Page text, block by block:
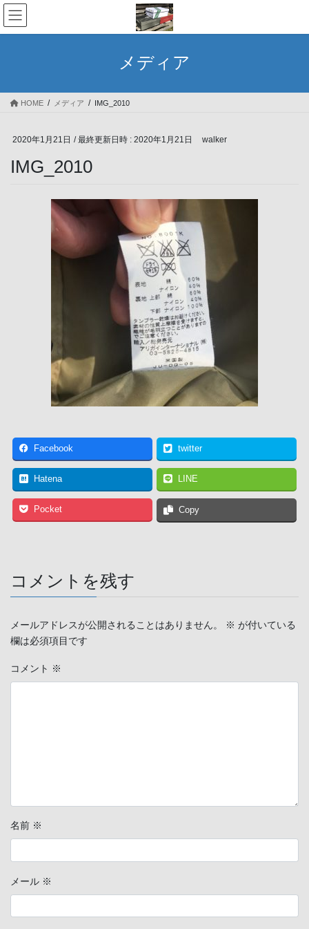
コ
ン
テ
ス
ナ
ビ
ゲ
ン
メディア
HOME メディア IMG_2010
2020年1月21日 / 最終更新日時 : 2020年1月21日 walker
IMG_2010
Facebook twitter
Hatena LINE
Pocket Copy
コメントを残す
メールアドレスが公開されることはありません。 ※ が付いている
欄は必須項目です
コメント ※
名前 ※
メール ※